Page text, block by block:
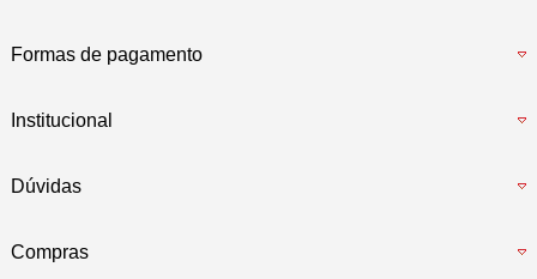
Formas de pagamento
Institucional
Dúvidas
Compras